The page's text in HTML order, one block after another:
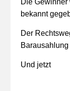
Die Gewinner
bekannt
Der
Und jetzt